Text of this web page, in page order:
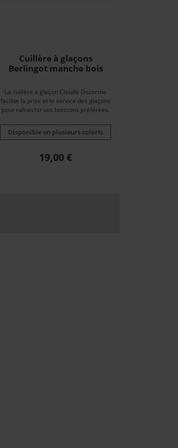
Cuillère à glaçons
Berlingot manche bois
La cuillère à glaçon Claude Dozorme
facilite la prise et le service des glaçons
pour rafraichir vos boissons préférées.
Disponible en plusieurs coloris
Prix
19,00 €